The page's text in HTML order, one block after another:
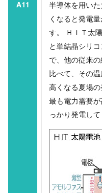
A11
半導体を用い
くなると発電
す。 ＨＩＴ太
と単結晶シリ
で、他の従来
比べて、その
高くなる夏場の
最も電力需要
っかり発電して